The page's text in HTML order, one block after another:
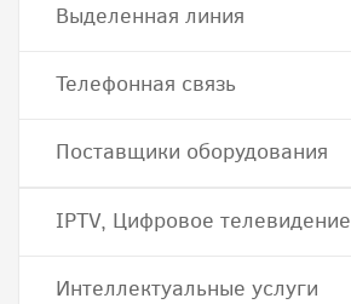
Выделенная линия
Телефонная связь
Поставщики оборудования
IPTV, Цифровое телевидение
Интеллектуальные услуги